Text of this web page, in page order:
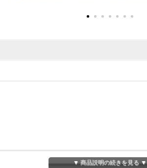
▼ 商品説明の続きを見る ▼